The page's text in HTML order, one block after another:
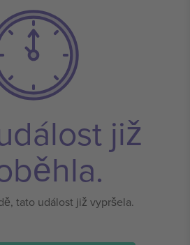
již
tato událost již vypršela.